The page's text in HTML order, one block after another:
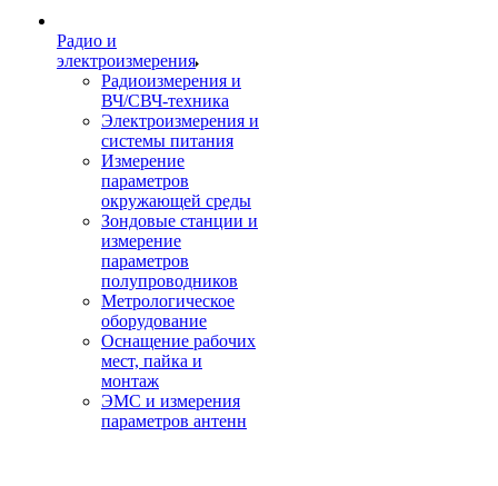
Радио и
электроизмерения
Радиоизмерения и
ВЧ/СВЧ-техника
Электроизмерения и
системы питания
Измерение
параметров
окружающей среды
Зондовые станции и
измерение
параметров
полупроводников
Метрологическое
оборудование
Оснащение рабочих
мест, пайка и
монтаж
ЭМС и измерения
параметров антенн